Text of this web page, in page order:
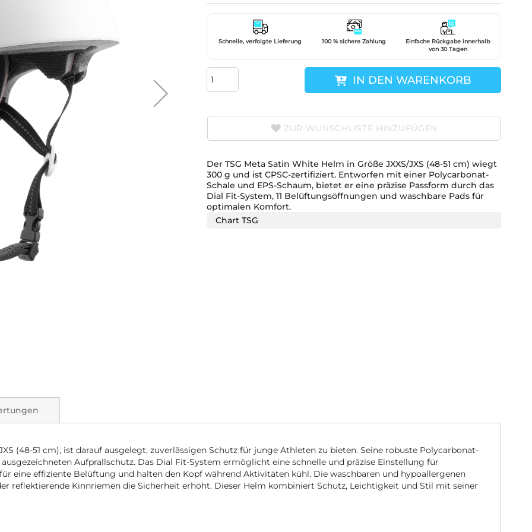
Schnelle, verfolgte Lieferung 100 % sichere Zahlung
Einfache Rückgabe innerhalb
von 30 Tagen
IN DEN WARENKORB
ZUR WUNSCHLISTE HINZUFÜGEN
Der TSG Meta Satin White Helm in Größe JXXS/JXS (48-51 cm) wiegt
300 g und ist CPSC-zertifiziert. Entworfen mit einer Polycarbonat-
Schale und EPS-Schaum, bietet er eine präzise Passform durch das
Dial Fit-System, 11 Belüftungsöffnungen und waschbare Pads für
optimalen Komfort.
Chart TSG
(48-51 cm), ist darauf ausgelegt, zuverlässigen Schutz für junge Athleten zu bieten. Seine robuste Polycarbonat-
Aufprallschutz. Das Dial Fit-System ermöglicht eine schnelle und präzise Einstellung für
eine effiziente Belüftung und halten den Kopf während Aktivitäten kühl. Die waschbaren und hypoallergenen
reflektierende Kinnriemen die Sicherheit erhöht. Dieser Helm kombiniert Schutz, Leichtigkeit und Stil mit seiner